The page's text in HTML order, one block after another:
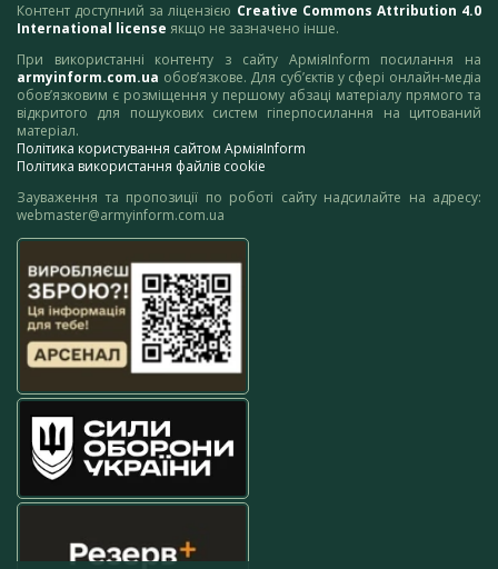
Контент доступний за ліцензією Creative Commons Attribution 4.0
International license якщо не зазначено інше.
При використанні контенту з сайту АрміяInform посилання на
armyinform.com.ua обов’язкове. Для суб’єктів у сфері онлайн-медіа
обов’язковим є розміщення у першому абзаці матеріалу прямого та
відкритого для пошукових систем гіперпосилання на цитований
матеріал.
Політика користування сайтом АрміяInform
Політика використання файлів cookie
Зауваження та пропозиції по роботі сайту надсилайте на адресу:
webmaster@armyinform.com.ua